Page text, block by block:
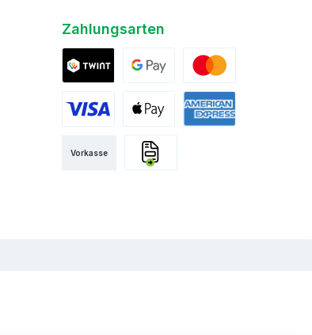
Zahlungsarten
Google PayMastercard
Vorkasse